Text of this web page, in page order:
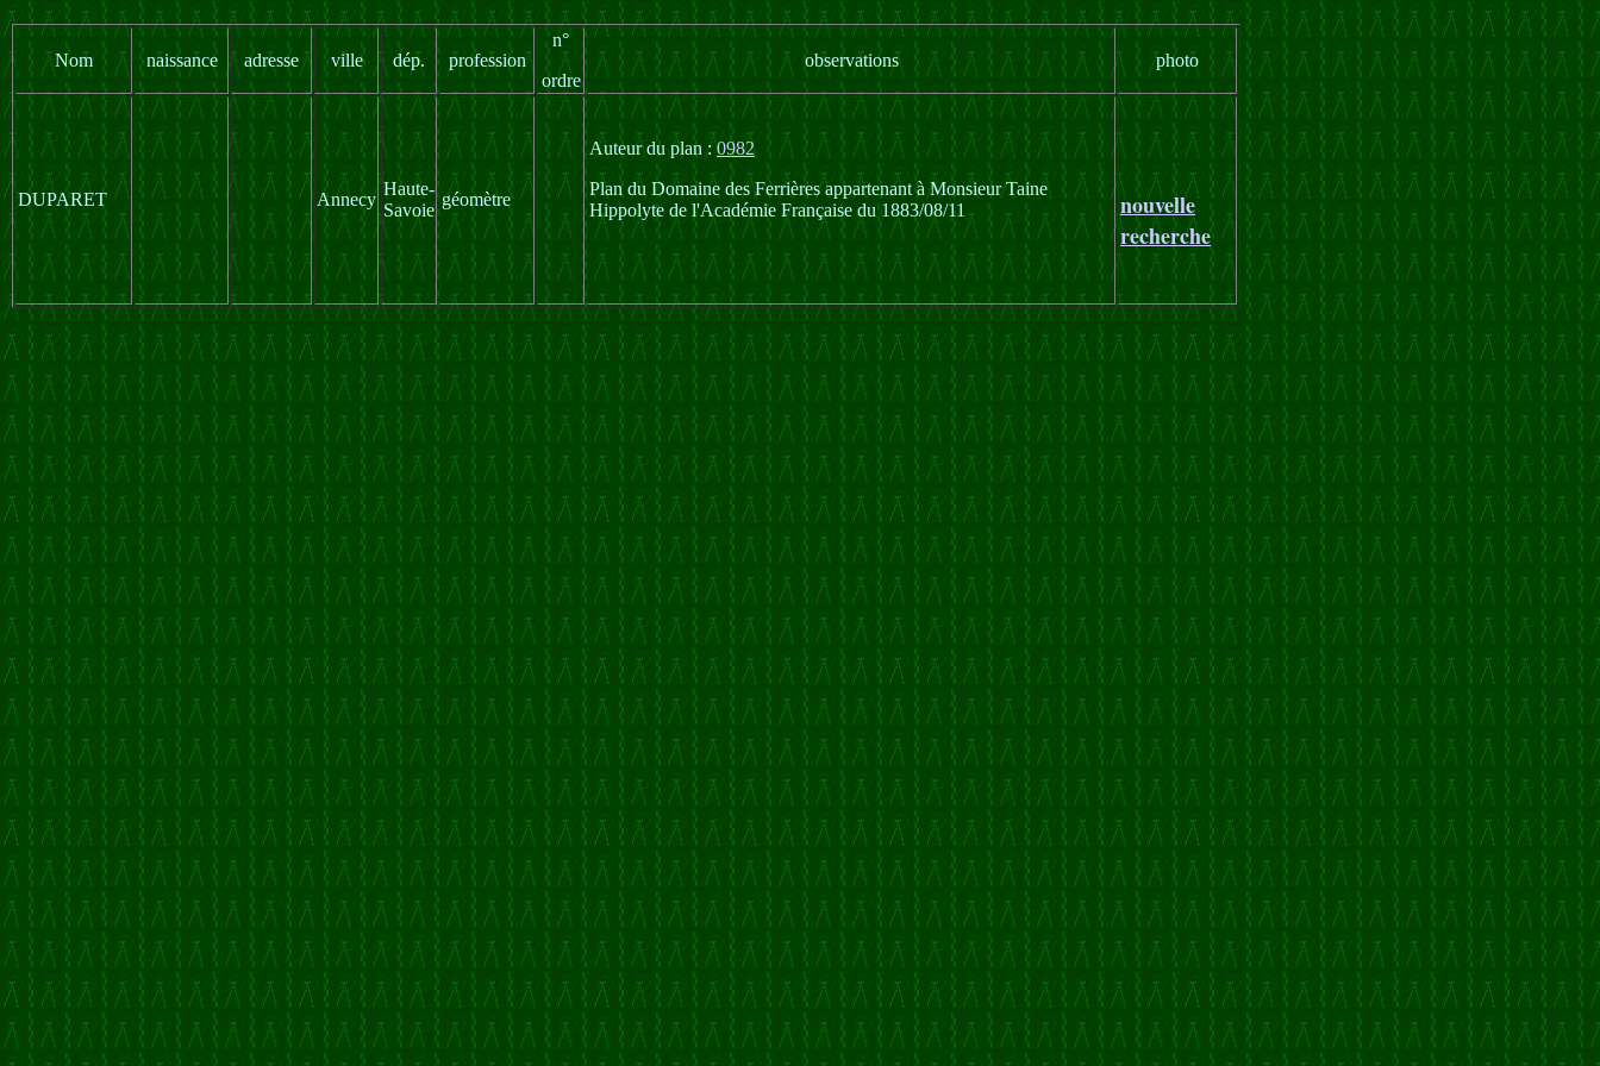
Nom naissance adresse ville dép. profession
n°
ordre
observations photo
DUPARET Annecy
Haute-
Savoie
géomètre
Auteur du plan :0982
Plan du Domaine des Ferrières appartenant à Monsieur Taine
Hippolyte de l'Académie Française du 1883/08/11
nouvelle
recherche